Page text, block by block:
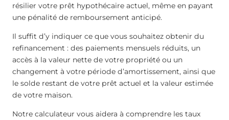
résilier votre prêt hypothécaire actuel, même en payant
une pénalité de remboursement anticipé.
Il suffit d’y indiquer ce que vous souhaitez obtenir du
refinancement : des paiements mensuels réduits, un
accès à la valeur nette de votre propriété ou un
changement à votre période d’amortissement, ainsi que
le solde restant de votre prêt actuel et la valeur estimée
de votre maison.
Notre calculateur vous aidera à comprendre les taux